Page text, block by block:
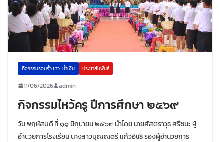
กิจกรรมรอบรั้ว ขาว-น้ำเงิน ประชาสัมพันธ์
11/06/2026 admin
กิจกรรมไหว้ครู ปีการศึกษา ๒๕๖๙
วัน พฤหัสบดี ที่ ๑๑ มิถุนายน ๒๕๖๙ นำโดย นายศัสตราวุธ ศรีชนะ ผู้
อำนวยการโรงเรียน นางสาวบุญญตรี แก้วอินธิ รองผู้อำนวยการ